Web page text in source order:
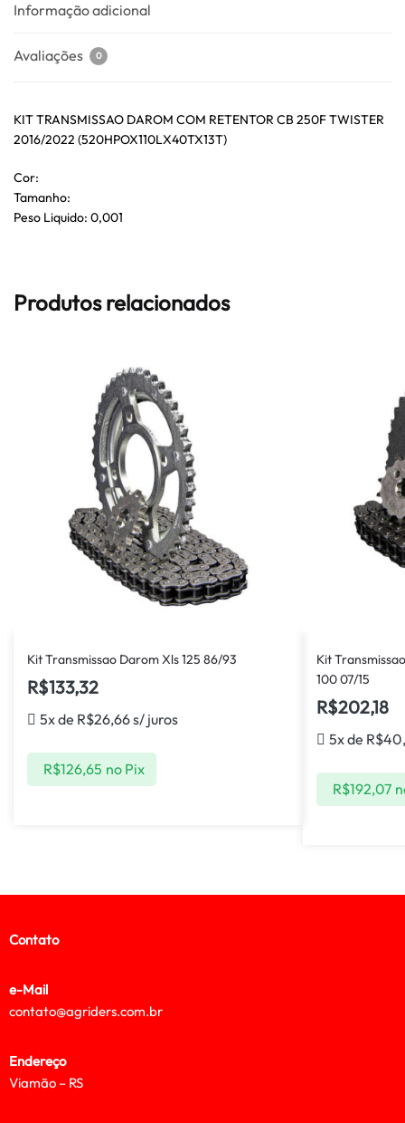
Informação adicional
Avaliações 0
KIT TRANSMISSAO DAROM COM RETENTOR CB 250F TWISTER
2016/2022 (520HPOX110LX40TX13T)
Cor:
Tamanho:
Peso Liquido: 0,001
Produtos relacionados
Kit Transmissao Darom Xls 125 86/93
R$133,32
5x de R$26,66s/ juros
R$126,65 no Pix
Kit
100 07/15
R$202,18
5x de R$
R$192,07
Contato
e-Mail
contato@agriders.com.br
Endereço
Viamão – RS